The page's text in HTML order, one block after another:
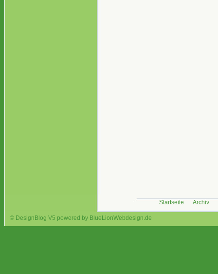
Startseite Archiv
© DesignBlog V5 powered by BlueLionWebdesign.de